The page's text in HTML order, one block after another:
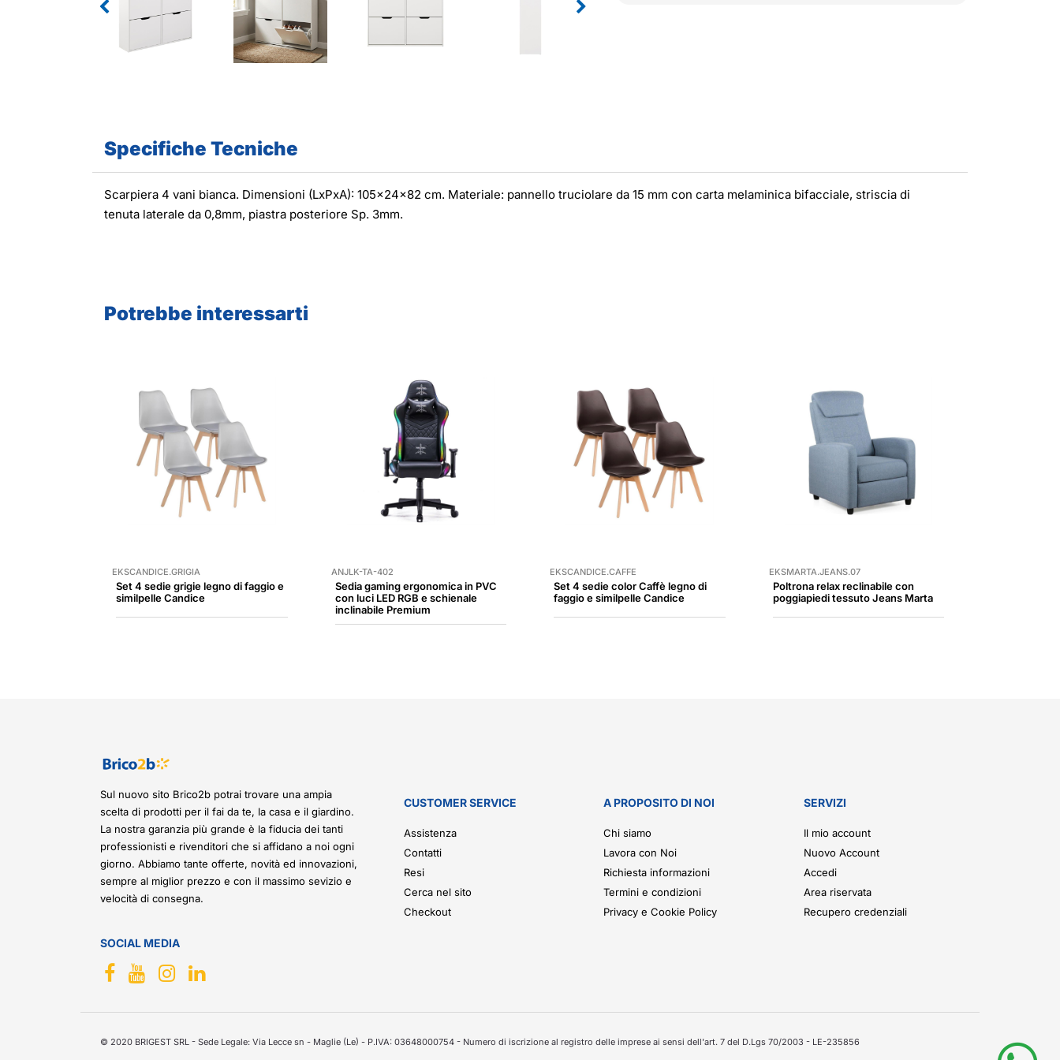
Specifiche Tecniche
Scarpiera 4 vani bianca. Dimensioni (LxPxA): 105x24x82 cm. Materiale: pannello truciolare da 15 mm con carta melaminica bifacciale, striscia di
tenuta laterale da 0,8mm, piastra posteriore Sp. 3mm.
Potrebbe interessarti
EKSCANDICE.GRIGIA
Set 4 sedie grigie legno di faggio e
similpelle Candice
ANJLK-TA-402
Sedia gaming ergonomica in PVC
con luci LED RGB e schienale
inclinabile Premium
EKSCANDICE.CAFFE
Set 4 sedie color Caffè legno di
faggio e similpelle Candice
EKSMARTA.JEANS.07
Poltrona relax reclinabile con
poggiapiedi tessuto Jeans Marta
Sul nuovo sito Brico2b potrai trovare una ampia
scelta di prodotti per il fai da te, la casa e il giardino.
La nostra garanzia più grande è la fiducia dei tanti
professionisti e rivenditori che si affidano a noi ogni
giorno. Abbiamo tante offerte, novità ed innovazioni,
sempre al miglior prezzo e con il massimo sevizio e
velocità di consegna.
SOCIAL MEDIA
CUSTOMER SERVICE
Assistenza
Contatti
Resi
Cerca nel sito
Checkout
A PROPOSITO DI NOI
Chi siamo
Lavora con Noi
Richiesta informazioni
Termini e condizioni
Privacy e Cookie Policy
SERVIZI
Il mio account
Nuovo Account
Accedi
Area riservata
Recupero credenziali
© 2020 BRIGEST SRL - Sede Legale: Via Lecce sn - Maglie (Le) - P.IVA: 03648000754 - Numero di iscrizione al registro delle imprese ai sensi dell'art. 7 del D.Lgs 70/2003 - LE-235856